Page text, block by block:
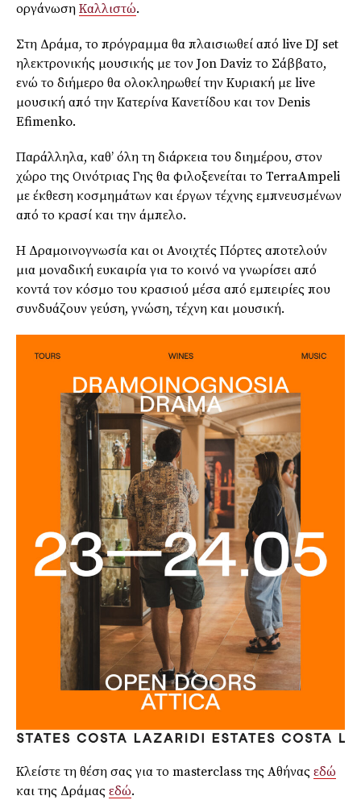
οργάνωση Καλλιστώ.
Στη Δράμα, το πρόγραμμα θα πλαισιωθεί από live DJ set
ηλεκτρονικής μουσικής με τον Jon Daviz το Σάββατο,
ενώ το διήμερο θα ολοκληρωθεί την Κυριακή με live
μουσική από την Κατερίνα Κανετίδου και τον Denis
Efimenko.
Παράλληλα, καθ’ όλη τη διάρκεια του διημέρου, στον
χώρο της Οινότριας Γης θα φιλοξενείται το TerraAmpeli
με έκθεση κοσμημάτων και έργων τέχνης εμπνευσμένων
από το κρασί και την άμπελο.
Η Δραμοινογνωσία και οι Ανοιχτές Πόρτες αποτελούν
μια μοναδική ευκαιρία για το κοινό να γνωρίσει από
κοντά τον κόσμο του κρασιού μέσα από εμπειρίες που
συνδυάζουν γεύση, γνώση, τέχνη και μουσική.
Κλείστε τη θέση σας για το masterclass της Αθήνας εδώ
και της Δράμας εδώ.